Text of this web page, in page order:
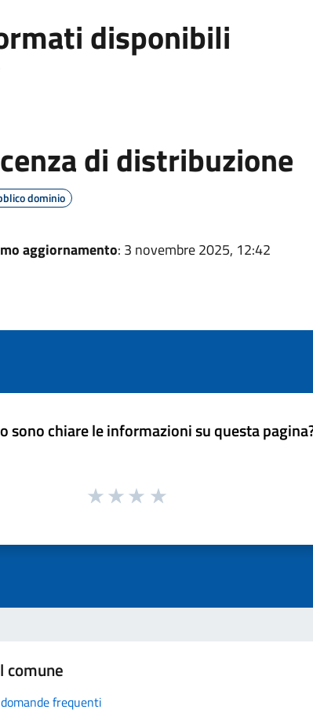
disponibili
di distribuzione
dominio
aggiornamento: 3 novembre 2025, 12:42
sono chiare le informazioni su questa
comune
frequenti